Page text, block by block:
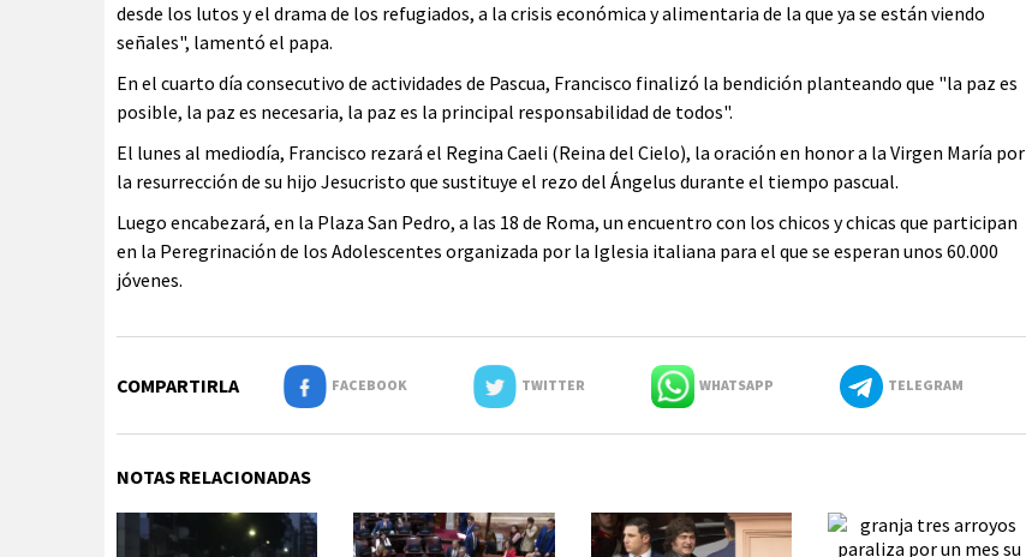
desde los lutos y el drama de los refugiados, a la crisis económica y alimentaria de la que ya se están viendo
señales", lamentó el papa.
En el cuarto día consecutivo de actividades de Pascua, Francisco finalizó la bendición planteando que "la paz es
posible, la paz es necesaria, la paz es la principal responsabilidad de todos".
El lunes al mediodía, Francisco rezará el Regina Caeli (Reina del Cielo), la oración en honor a la Virgen María por
la resurrección de su hijo Jesucristo que sustituye el rezo del Ángelus durante el tiempo pascual.
Luego encabezará, en la Plaza San Pedro, a las 18 de Roma, un encuentro con los chicos y chicas que participan
en la Peregrinación de los Adolescentes organizada por la Iglesia italiana para el que se esperan unos 60.000
jóvenes.
COMPARTIRLA FACEBOOK TWITTER WHATSAPP TELEGRAM
NOTAS RELACIONADAS